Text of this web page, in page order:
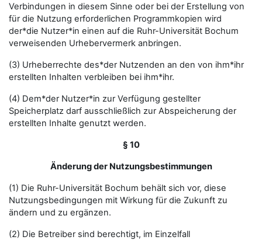
Verbindungen in diesem Sinne oder bei der Erstellung von
für die Nutzung erforderlichen Programmkopien wird
der*die Nutzer*in einen auf die Ruhr-Universität Bochum
verweisenden Urhebervermerk anbringen.
(3) Urheberrechte des*der Nutzenden an den von ihm*ihr
erstellten Inhalten verbleiben bei ihm*ihr.
(4) Dem*der Nutzer*in zur Verfügung gestellter
Speicherplatz darf ausschließlich zur Abspeicherung der
erstellten Inhalte genutzt werden.
§ 10
Änderung der Nutzungsbestimmungen
(1) Die Ruhr-Universität Bochum behält sich vor, diese
Nutzungsbedingungen mit Wirkung für die Zukunft zu
ändern und zu ergänzen.
(2) Die Betreiber sind berechtigt, im Einzelfall